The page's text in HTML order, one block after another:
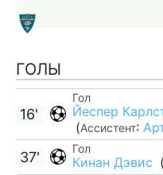
ГОЛЫ
Гол
Йеспер
(Ассистент:
16'
Гол
Кинан Дэвис (
37'